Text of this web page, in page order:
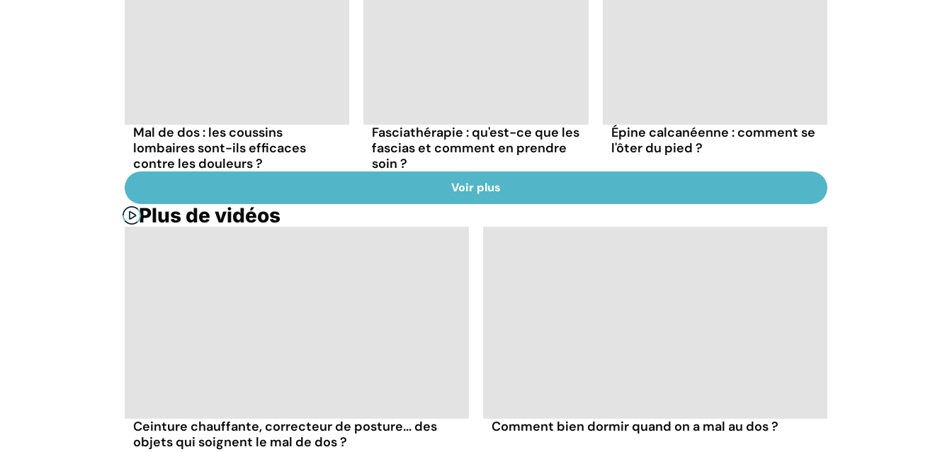
Mal de dos : les coussins
lombaires sont-ils efficaces
contre les douleurs ?
Fasciathérapie : qu'est-ce que les
fascias et comment en prendre
soin ?
Épine calcanéenne : comment se
l'ôter du pied ?
Voir plus
Plus de vidéos
Ceinture chauffante, correcteur de posture... des
objets qui soignent le mal de dos ?
Comment bien dormir quand on a mal au dos ?